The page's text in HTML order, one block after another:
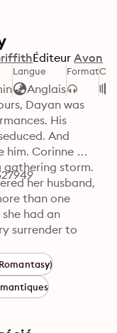
Éditeur Avon
Langue
Anglais
Format
Dayan was
His
And
him. Corinne
storm.
her husband,
than one
had an
surrender to